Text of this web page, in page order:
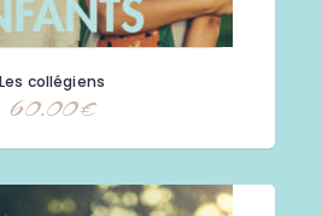
Les collégiens
60.00€